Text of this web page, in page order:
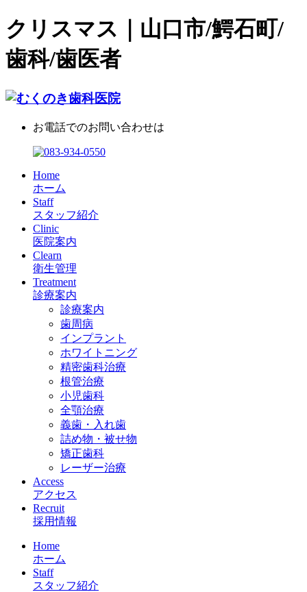
クリスマス｜山口市/鰐石町/
歯科/歯医者
お電話でのお問い合わせは
Home
ホーム
Staff
スタッフ紹介
Clinic
医院案内
Clearn
衛生管理
Treatment
診療案内
診療案内
歯周病
インプラント
ホワイトニング
精密歯科治療
根管治療
小児歯科
全顎治療
義歯・入れ歯
詰め物・被せ物
矯正歯科
レーザー治療
Access
アクセス
Recruit
採用情報
Home
ホーム
Staff
スタッフ紹介